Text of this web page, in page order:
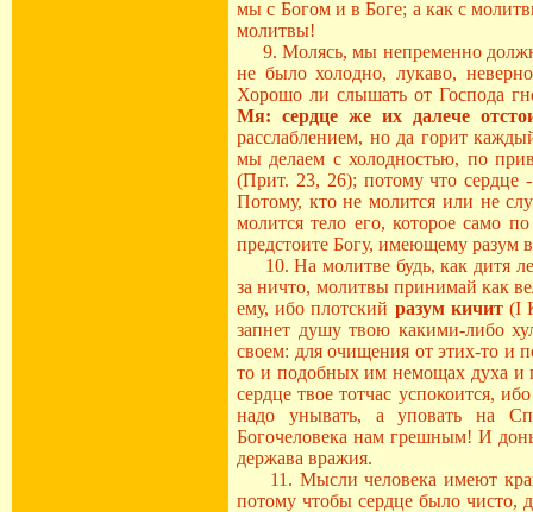
мы с Богом и в Боге; а как с
молитвы!
9. Молясь, мы непременно
не было холодно, лукаво,
Хорошо ли слышать от Господа
Мя: сердце же их далече
расслаблением, но да горит
мы делаем с холодностью, по
(Прит. 23, 26); потому что сердце
Потому, кто не молится или не
молится тело его, которое само
предстоите Богу, имеющему разум
10. На молитве будь, как дитя
за ничто, молитвы принимай как
ему, ибо плотский разум кичит(I
запнет душу твою какими-либо
своем: для очищения от этих-то и
то и подобных им немощах духа и
сердце твое тотчас успокоится,
надо унывать, а уповать на
Богочеловека нам грешным! И
держава вражия.
11. Мысли человека имеют
потому чтобы сердце было чисто,